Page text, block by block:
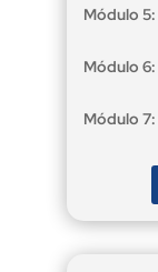
Módulo 5:
Módulo 6:
Módulo 7: